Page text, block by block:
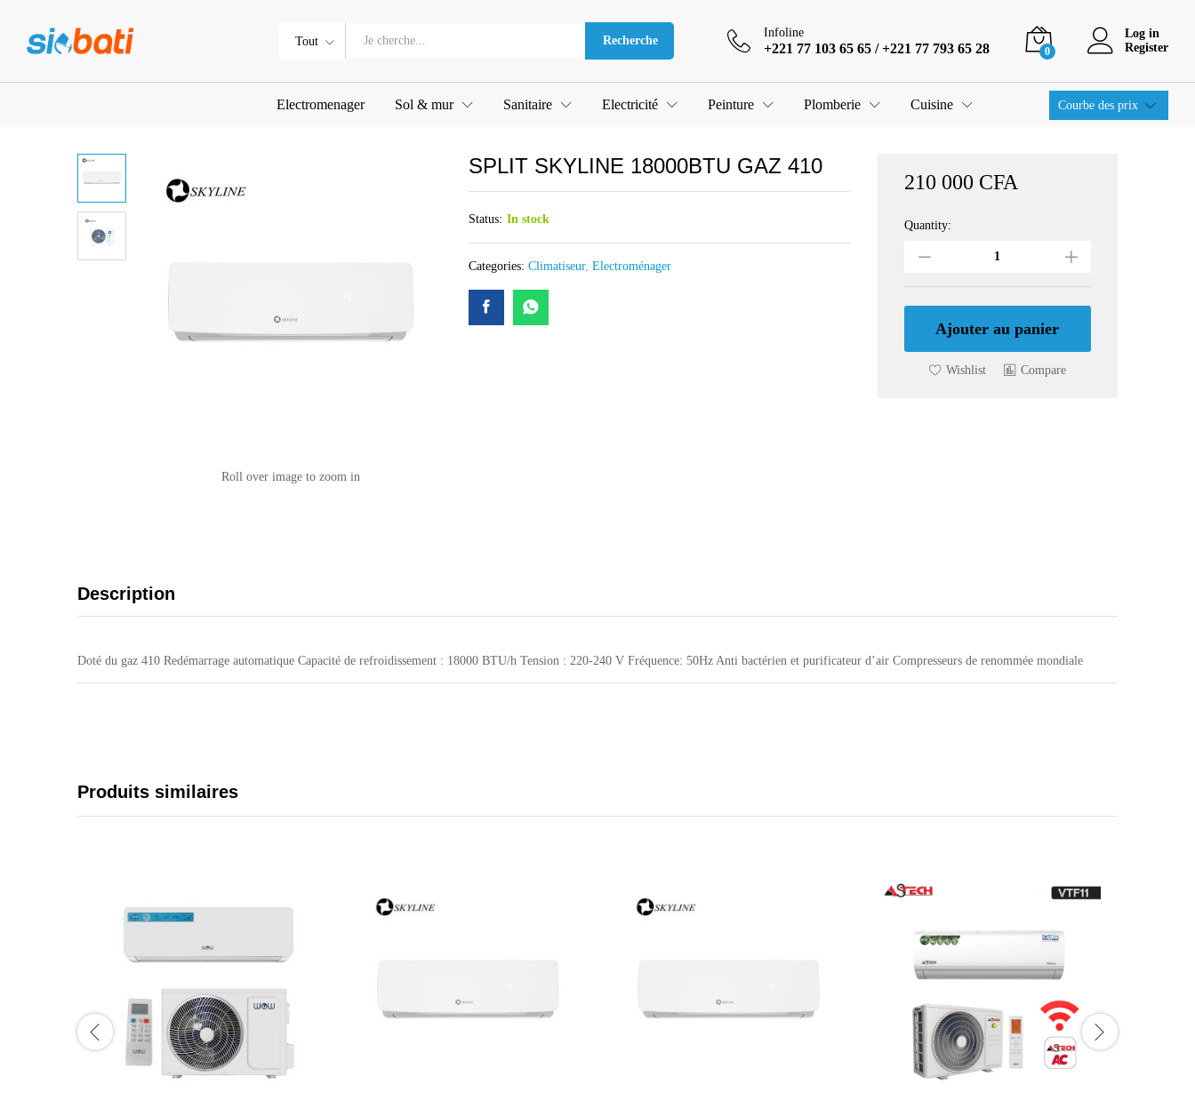
Tout Recherche
Infoline
+221 77 103 65 65 / +221 77 793 65 28 0
Log in
Register
Electromenager Sol & mur Sanitaire Electricité Peinture Plomberie Cuisine Courbe des prix
Roll over image to zoom in
SPLIT SKYLINE 18000BTU GAZ 410
Status: In stock
Categories: Climatiseur, Electroménager
210 000 CFA
SPLIT
GAZ
410
quantity
Quantity:
Ajouter au panier
Wishlist Compare
Description
Doté du gaz 410 Redémarrage automatique Capacité de refroidissement : 18000 BTU/h Tension : 220-240 V Fréquence: 50Hz Anti bactérien et purificateur d’air Compresseurs de renommée mondiale
Produits similaires